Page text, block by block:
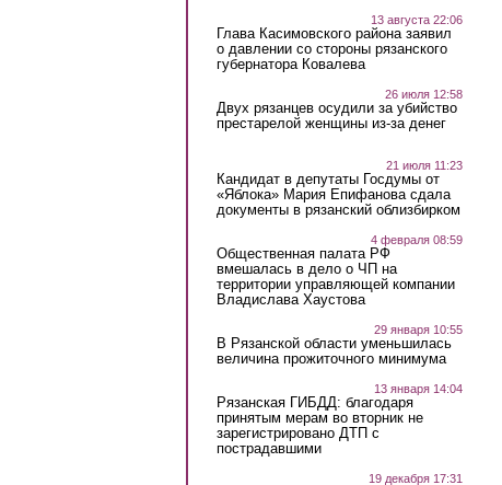
13 августа 22:06
Глава Касимовского района заявил
о давлении со стороны рязанского
губернатора Ковалева
26 июля 12:58
Двух рязанцев осудили за убийство
престарелой женщины из-за денег
21 июля 11:23
Кандидат в депутаты Госдумы от
«Яблока» Мария Епифанова сдала
документы в рязанский облизбирком
4 февраля 08:59
Общественная палата РФ
вмешалась в дело о ЧП на
территории управляющей компании
Владислава Хаустова
29 января 10:55
В Рязанской области уменьшилась
величина прожиточного минимума
13 января 14:04
Рязанская ГИБДД: благодаря
принятым мерам во вторник не
зарегистрировано ДТП с
пострадавшими
19 декабря 17:31